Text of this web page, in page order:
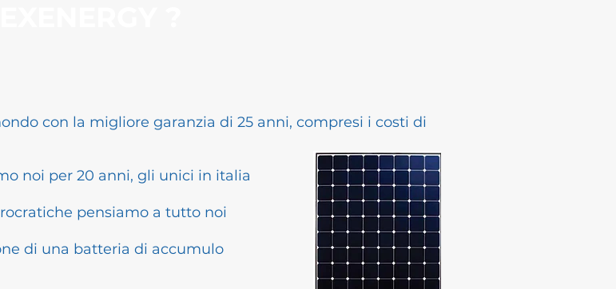
con la migliore garanzia di 25 anni, compresi i costi di
noi per 20 anni, gli unici in italia
pensiamo a tutto noi
di una batteria di accumulo